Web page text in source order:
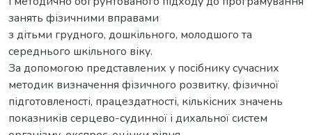
занять фізичними вправами
з дітьми грудного, дошкільного, молодшого та
середнього шкільного віку.
За допомогою представлених у посібнику сучасних
методик визначення фізичного розвитку, фізичної
підготовленості, працездатності, кількісних значень
показників серцево-судинної і дихальної систем